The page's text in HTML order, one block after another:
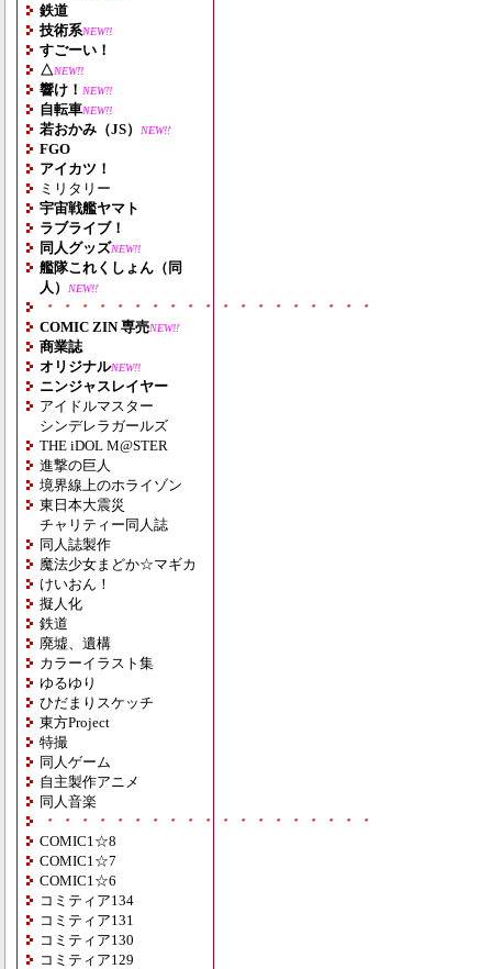
鉄道
技術系NEW!!
すごーい！
△NEW!!
響け！ NEW!!
自転車NEW!!
若おかみ（JS） NEW!!
FGO
アイカツ！
ミリタリー
宇宙戦艦ヤマト
ラブライブ！
同人グッズNEW!!
艦隊これくしょん（同
人）
NEW!!
・・・・・・・・・・・・・・・・・・・
COMIC ZIN 専売NEW!!
商業誌
オリジナルNEW!!
ニンジャスレイヤー
アイドルマスター
シンデレラガールズ
THE iDOL M@STER
進撃の巨人
境界線上のホライゾン
東日本大震災
チャリティー同人誌
同人誌製作
魔法少女まどか☆マギカ
けいおん！
擬人化
鉄道
廃墟、遺構
カラーイラスト集
ゆるゆり
ひだまりスケッチ
東方Project
特撮
同人ゲーム
自主製作アニメ
同人音楽
・・・・・・・・・・・・・・・・・・・
COMIC1☆8
COMIC1☆7
COMIC1☆6
コミティア134
コミティア131
コミティア130
コミティア129